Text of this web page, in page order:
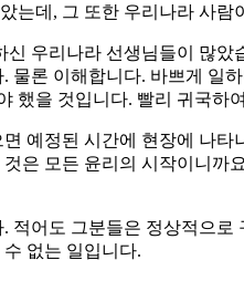
는데, 그 또한 우리나라 사람
우리나라 선생님들이 많
론 이해합니다. 바쁘게 일
했을 것입니다. 빨리 귀국
예정된 시간에 현장에 나
은 모든 윤리의 시작이니
어도 그분들은 정상적으
없는 일입니다.